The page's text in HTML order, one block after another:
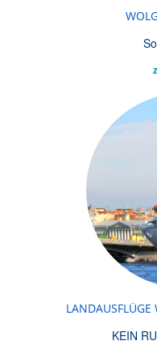
LANDAUSFLÜGE
KEIN